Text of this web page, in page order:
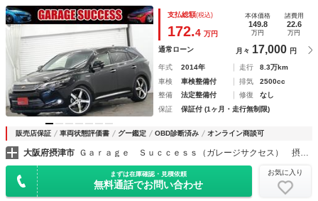
新品タイヤ／Ｂｌｕｅｔｏｏｔｈオーディオ／バックカメラ／
ＥＴＣ／プッシュスタート／ローダウン／スペアタイヤ／
支払総額(税込)
172.4 万円
本体価格
149.8
万円
諸費用
22.6
万円
通常ローン 月々 17,000 円
年式 2014年 走行
8.3万km
車検
車検整備付 排気
2500cc
整備
法定整備付 修復
なし
保証
保証付 (1ヶ月・走行無制限)
販売店保証 車両状態評価書 グー鑑定 OBD診断済み オンライン商談可
大阪府摂津市
まずは在庫確認・見積依頼
無料通話でお問い合わせ
お気に入り